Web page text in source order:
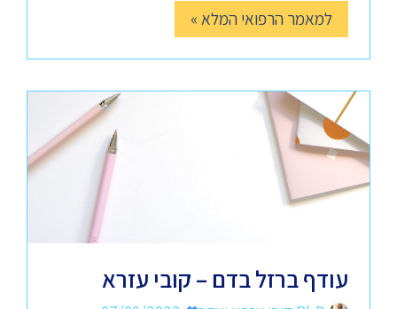
למאמר הרפואי המלא »
עודף ברזל בדם – קובי עזרא